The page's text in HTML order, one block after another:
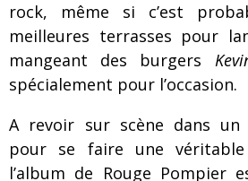
rock, même si c’est
meilleures terrasses pour
mangeant des burgers
spécialement pour l’occasion.
A revoir sur scène dans un
pour se faire une
l’album de Rouge Pompier